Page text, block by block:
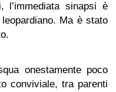
l’immediata sinapsi è
Ma è stato
onestamente poco
conviviale, tra parenti